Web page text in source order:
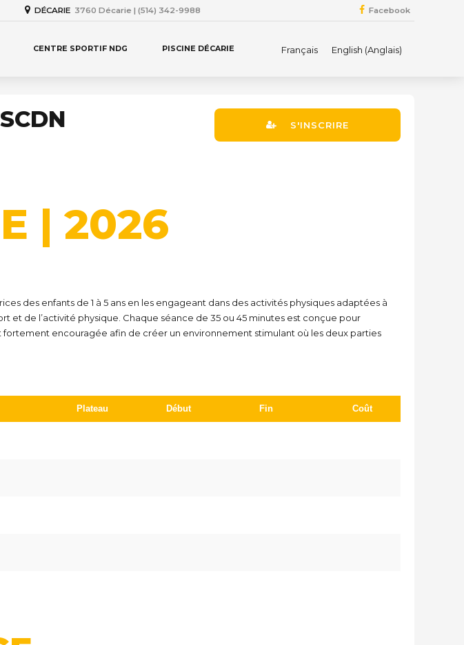
DÉCARIE 3760 Décarie | (514) 342-9988 Facebook
Français English (Anglais)
CENTRE SPORTIF NDG PISCINE DÉCARIE
S'INSCRIRE
| 2026
des enfants de 1 à 5 ans en les engageant dans des activités physiques adaptées à
de l’activité physique. Chaque séance de 35 ou 45 minutes est conçue pour
encouragée afin de créer un environnement stimulant où les deux parties
Plateau Début Fin Coût